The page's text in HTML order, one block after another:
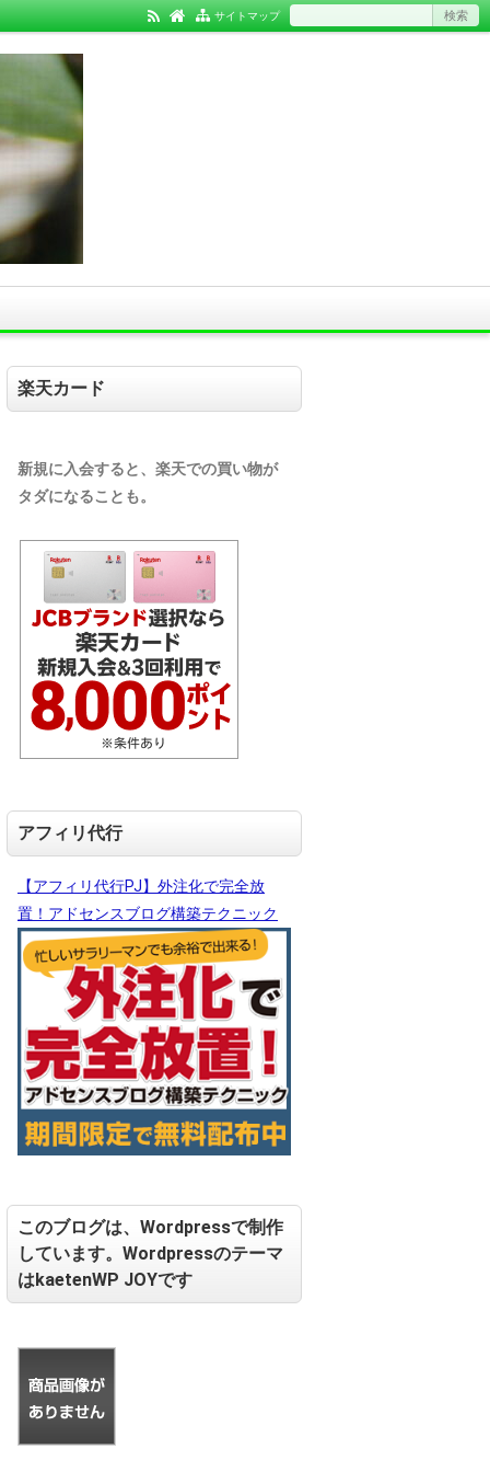
サイトマップ
楽天カード
新規に入会すると、楽天での買い物が
タダになることも。
アフィリ代行
【アフィリ代行PJ】外注化で完全放
置！アドセンスブログ構築テクニック
このブログは、Wordpressで制作
しています。Wordpressのテーマ
はkaetenWP JOYです